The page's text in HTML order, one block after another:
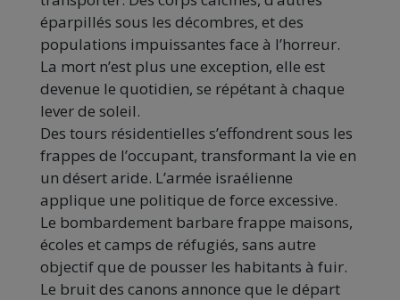
éparpillés sous les décombres, et des
populations impuissantes face à l’horreur.
La mort n’est plus une exception, elle est
devenue le quotidien, se répétant à chaque
lever de soleil.
Des tours résidentielles s’effondrent sous les
frappes de l’occupant, transformant la vie en
un désert aride. L’armée israélienne
applique une politique de force excessive.
Le bombardement barbare frappe maisons,
écoles et camps de réfugiés, sans autre
objectif que de pousser les habitants à fuir.
Le bruit des canons annonce que le départ